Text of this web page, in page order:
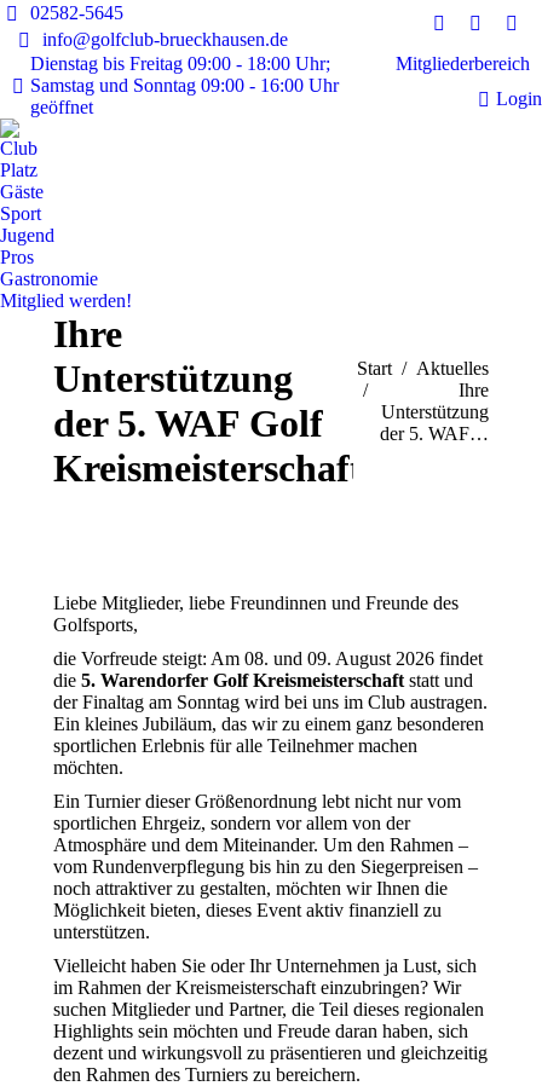
02582-5645
info@golfclub-brueckhausen.de
Dienstag bis Freitag 09:00 - 18:00 Uhr;
Samstag und Sonntag 09:00 - 16:00 Uhr
geöffnet
Instagram
page
opens
page
opens
E-
Mitgliederbereich
Login
Club
Platz
Gäste
Sport
Jugend
Pros
Gastronomie
Mitglied werden!
Ihre
Unterstützung
der 5. WAF Golf
Kreismeisterschaft
Sie befinden sich hier:
Start
Aktuelles
Ihre
Unterstützung
der 5. WAF…
Liebe Mitglieder, liebe Freundinnen und Freunde des
Golfsports,
die Vorfreude steigt: Am 08. und 09. August 2026 findet
die 5. Warendorfer Golf Kreismeisterschaft statt und
der Finaltag am Sonntag wird bei uns im Club austragen.
Ein kleines Jubiläum, das wir zu einem ganz besonderen
sportlichen Erlebnis für alle Teilnehmer machen
möchten.
Ein Turnier dieser Größenordnung lebt nicht nur vom
sportlichen Ehrgeiz, sondern vor allem von der
Atmosphäre und dem Miteinander. Um den Rahmen –
vom Rundenverpflegung bis hin zu den Siegerpreisen –
noch attraktiver zu gestalten, möchten wir Ihnen die
Möglichkeit bieten, dieses Event aktiv finanziell zu
unterstützen.
Vielleicht haben Sie oder Ihr Unternehmen ja Lust, sich
im Rahmen der Kreismeisterschaft einzubringen? Wir
suchen Mitglieder und Partner, die Teil dieses regionalen
Highlights sein möchten und Freude daran haben, sich
dezent und wirkungsvoll zu präsentieren und gleichzeitig
den Rahmen des Turniers zu bereichern.